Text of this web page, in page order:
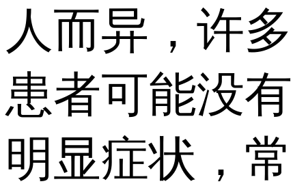
人而异，许多
患者可能没有
明显症状，常